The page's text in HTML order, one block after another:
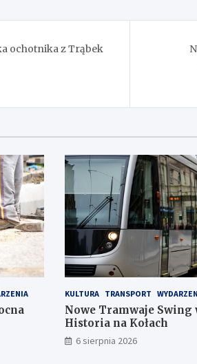
ochotnika z Trąbek
KULTURA TRANSPORT
Nowe Tramwaje Swing
Historia na Kołach
6 sierpnia 2026